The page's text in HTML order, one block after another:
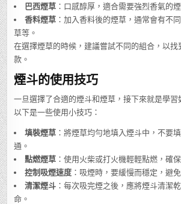
巴西煙草 ：口感醇厚，適合需要強烈香氣的煙
香料煙草 ：加入香料後的煙草，通常會有不
草等。
在選擇煙草的時候，建議嘗試不同的組合，以找
款。
煙斗的使用技巧
一旦選擇了合適的煙斗和煙草，接下來就是學習
以下是一些使用小技巧：
填裝煙草 ：將煙草均勻地填入煙斗中，不要
通。
點燃煙草 ：使用火柴或打火機輕輕點燃，確
控制吸煙速度 ：吸煙時，要緩慢而穩定，避
清潔煙斗 ：每次吸完煙之後，應將煙斗清潔
命。